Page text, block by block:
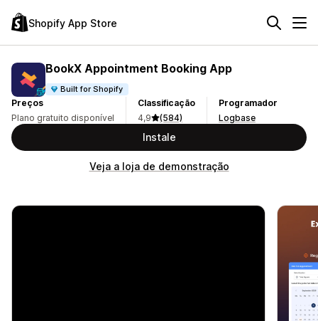
Shopify App Store
BookX Appointment Booking App
Built for Shopify
Preços
Plano gratuito disponível
Classificação
4,9
(584)
Programador
Logbase
Instale
Veja a loja de demonstração